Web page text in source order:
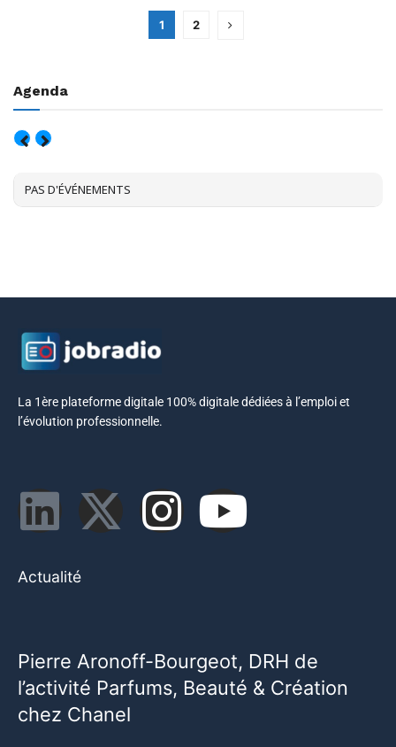
1 2
Agenda
PAS D'ÉVÉNEMENTS
La 1ère plateforme digitale 100% digitale dédiées à l’emploi et
l’évolution professionnelle.
Actualité
Pierre Aronoff-Bourgeot, DRH de
l’activité Parfums, Beauté & Création
chez Chanel